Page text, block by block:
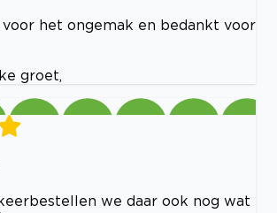
voor het ongemak en bedankt voor
groet,
we daar ook nog wat